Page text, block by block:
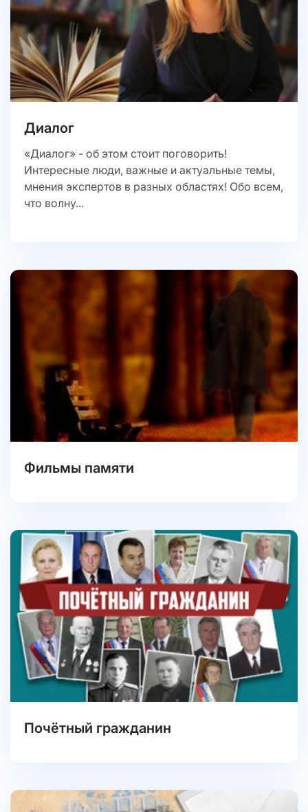
Диалог
«Диалог» - об этом стоит поговорить!
Интересные люди, важные и актуальные темы,
мнения экспертов в разных областях! Обо всем,
что волну...
Фильмы памяти
Почётный гражданин